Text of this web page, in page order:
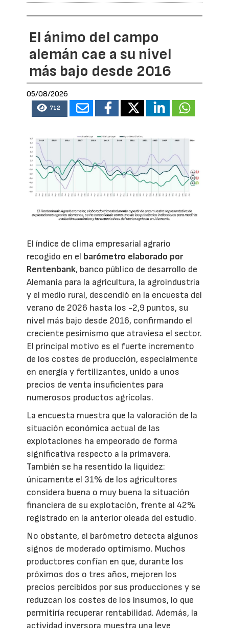
El ánimo del campo
alemán cae a su nivel
más bajo desde 2016
05/08/2026
712
El índice de clima empresarial agrario
recogido en el barómetro elaborado por
Rentenbank, banco público de desarrollo de
Alemania para la agricultura, la agroindustria
y el medio rural, descendió en la encuesta del
verano de 2026 hasta los -2,9 puntos, su
nivel más bajo desde 2016, confirmando el
creciente pesimismo que atraviesa el sector.
El principal motivo es el fuerte incremento
de los costes de producción, especialmente
en energía y fertilizantes, unido a unos
precios de venta insuficientes para
numerosos productos agrícolas.
La encuesta muestra que la valoración de la
situación económica actual de las
explotaciones ha empeorado de forma
significativa respecto a la primavera.
También se ha resentido la liquidez:
únicamente el 31% de los agricultores
considera buena o muy buena la situación
financiera de su explotación, frente al 42%
registrado en la anterior oleada del estudio.
No obstante, el barómetro detecta algunos
signos de moderado optimismo. Muchos
productores confían en que, durante los
próximos dos o tres años, mejoren los
precios percibidos por sus producciones y se
reduzcan los costes de los insumos, lo que
permitiría recuperar rentabilidad. Además, la